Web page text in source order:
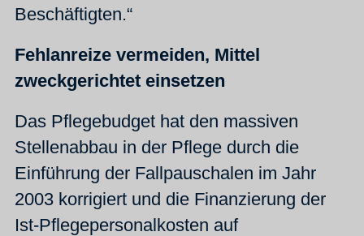
Beschäftigten.“
Fehlanreize vermeiden, Mittel
zweckgerichtet einsetzen
Das Pflegebudget hat den massiven
Stellenabbau in der Pflege durch die
Einführung der Fallpauschalen im Jahr
2003 korrigiert und die Finanzierung der
Ist-Pflegepersonalkosten auf